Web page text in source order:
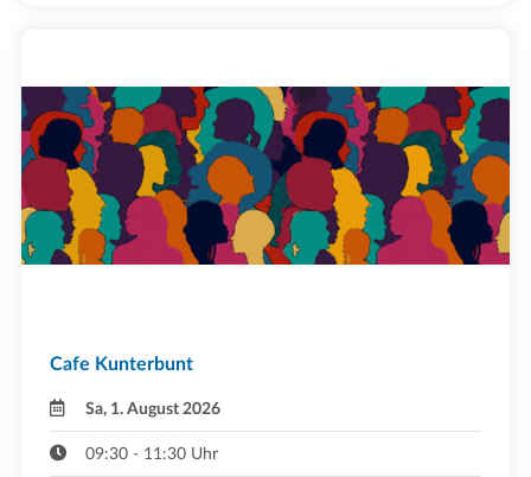
Cafe Kunterbunt
Sa, 1. August 2026
09:30 - 11:30 Uhr